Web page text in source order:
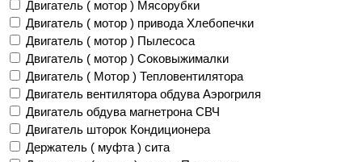
Двигатель ( мотор ) Мясорубки
Двигатель ( мотор ) привода Хлебопечки
Двигатель ( мотор ) Пылесоса
Двигатель ( мотор ) Соковыжималки
Двигатель ( Мотор ) Тепловентилятора
Двигатель вентилятора обдува Аэрогриля
Двигатель обдува магнетрона СВЧ
Двигатель шторок Кондиционера
Держатель ( муфта ) сита